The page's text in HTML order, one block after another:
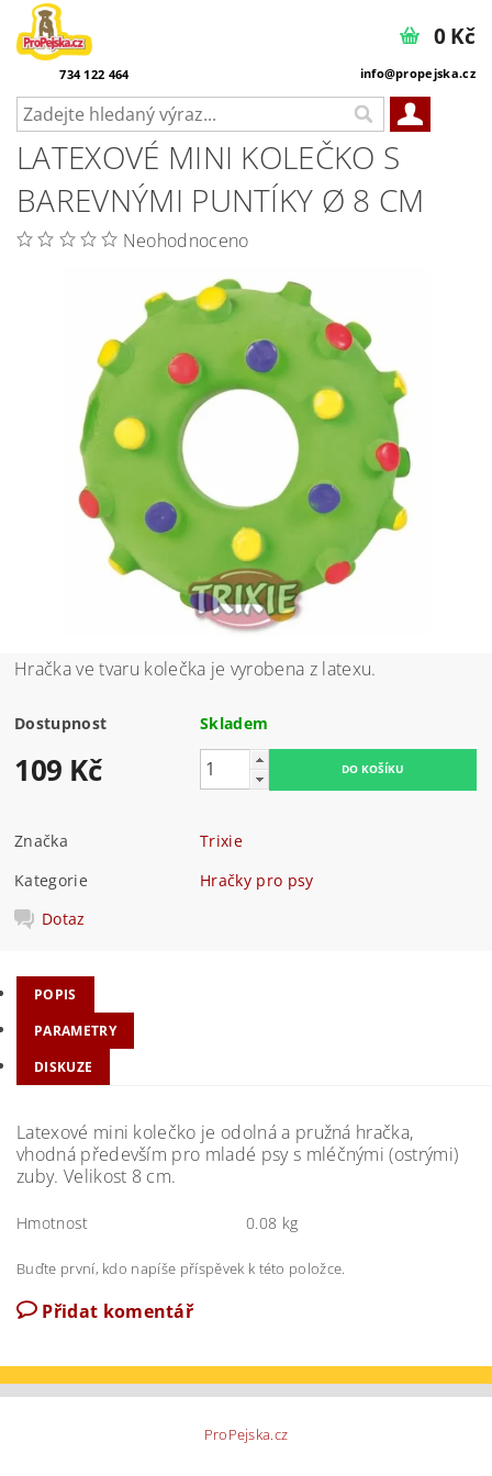
734 122 464 info@propejska.cz
0 Kč
LATEXOVÉ MINI KOLEČKO S
BAREVNÝMI PUNTÍKY Ø 8 CM
Neohodnoceno
Hračka ve tvaru kolečka je vyrobena z latexu.
Dostupnost Skladem
109 Kč
Značka
Trixie
Kategorie
Hračky pro psy
Dotaz
POPIS
PARAMETRY
DISKUZE
Latexové mini kolečko je odolná a pružná hračka,
vhodná především pro mladé psy s mléčnými (ostrými)
zuby. Velikost 8 cm.
Hmotnost 0.08 kg
Buďte první, kdo napíše příspěvek k této položce.
Přidat komentář
ProPejska.cz